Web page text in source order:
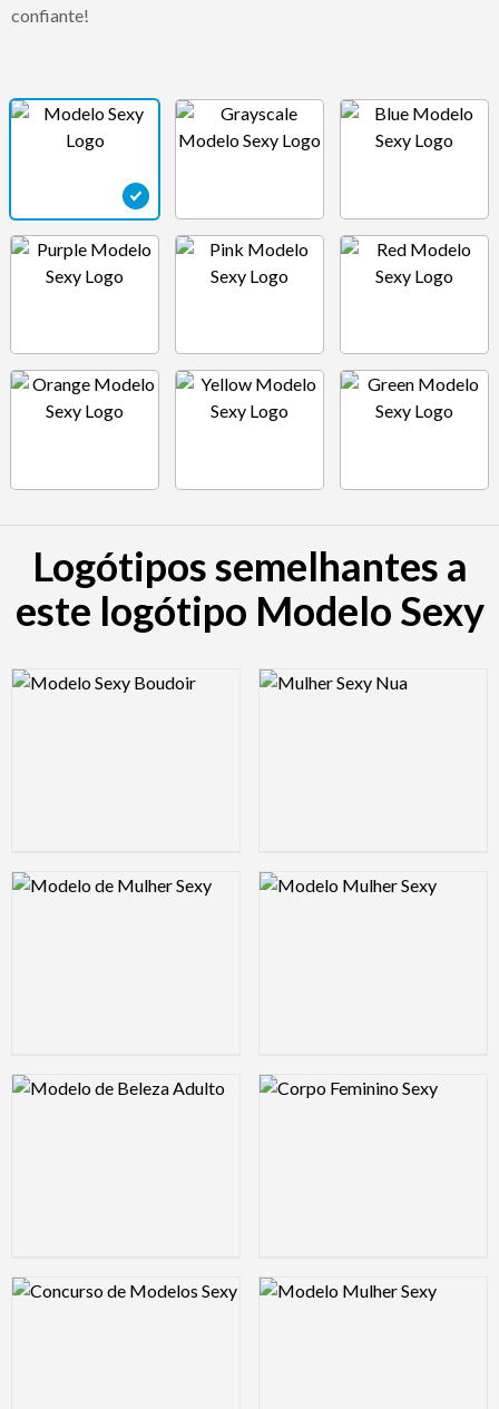
confiante!
Logótipos semelhantes a
este logótipo Modelo Sexy
Logo Preview Image Logo Preview Image
Logo Preview Image Logo Preview Image
Logo Preview Image Logo Preview Image
Logo Preview Image Logo Preview Image